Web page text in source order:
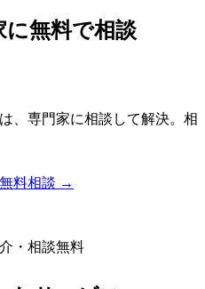
に無料で相談
、専門家に相談して解決。相
料相談 →
・相談無料